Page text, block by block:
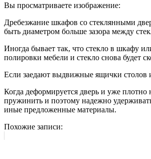
Вы просматриваете изображение:
Дребезжание шкафов со стеклянными
быть диаметром больше зазора между
Иногда бывает так, что стекло в шкафу
полировки мебели и стекло снова будет
Если заедают выдвижные ящички столов
Когда деформируется дверь и уже плотно
пружинить и поэтому надежно
иные предложенные материалы.
Похожие записи: